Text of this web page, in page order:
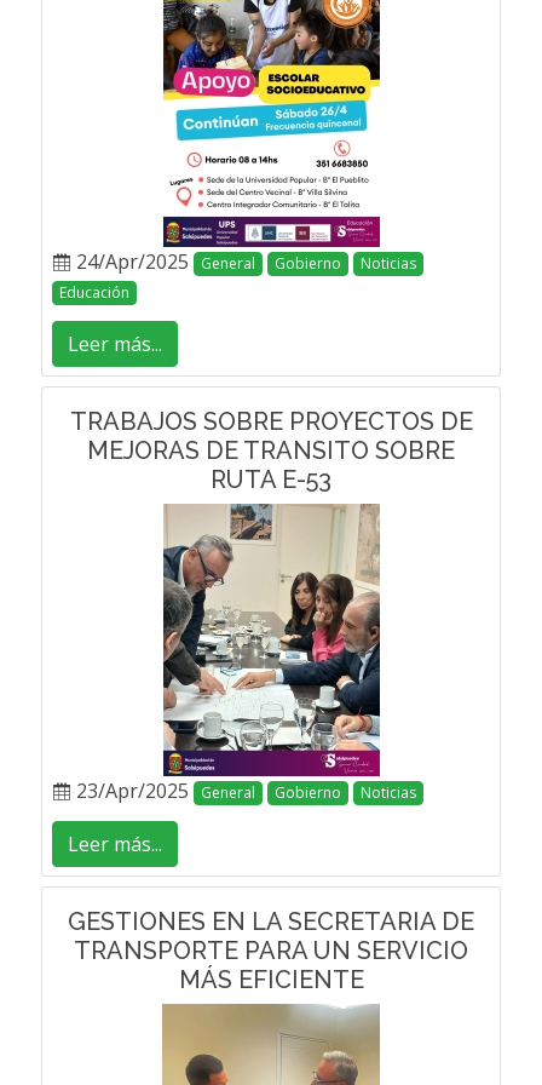
24/Apr/2025 General Gobierno
Noticias
Educación
Leer más...
TRABAJOS SOBRE PROYECTOS DE
MEJORAS DE TRANSITO SOBRE
RUTA E-53
23/Apr/2025 General Gobierno Noticias
Leer más...
GESTIONES EN LA SECRETARIA DE
TRANSPORTE PARA UN SERVICIO
MÁS EFICIENTE